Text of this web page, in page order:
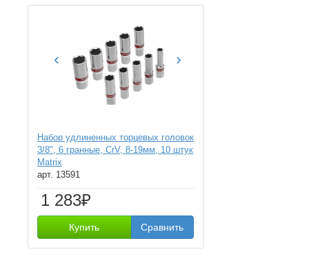
‹ ›
Набор удлиненных торцевых головок
3/8", 6 гранные, CrV, 8-19мм, 10 штук
Matrix
арт. 13591
1 283₽
Купить Сравнить